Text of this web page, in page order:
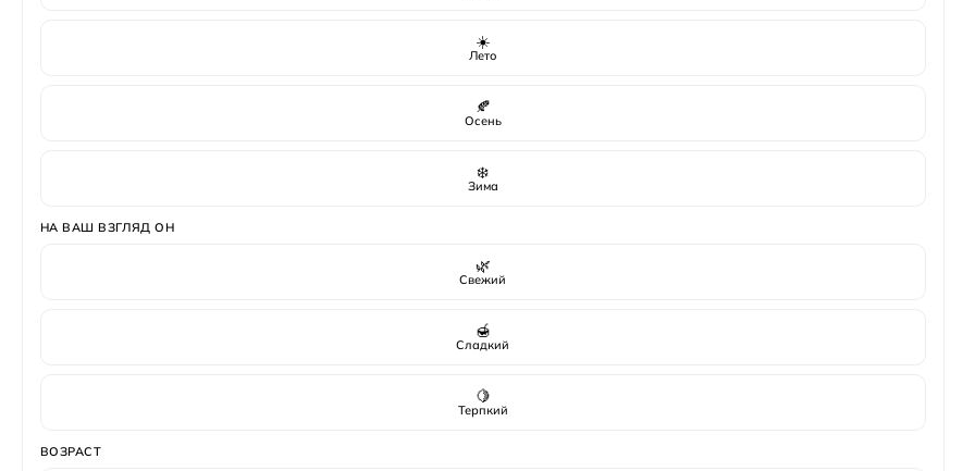
☀️
Лето
🍂
Осень
❄️
Зима
НА ВАШ ВЗГЛЯД ОН
🌿
Свежий
🍯
Сладкий
🍋
Терпкий
ВОЗРАСТ